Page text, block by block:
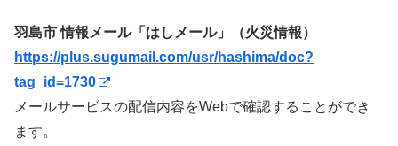
羽島市 情報メール「はしメール」（火災情報）
https://plus.sugumail.com/usr/hashima/doc?
tag_id=1730
メールサービスの配信内容をWebで確認することができ
ます。